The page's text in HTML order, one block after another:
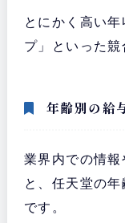
とにかく高い
プ」といった競
年齢別の給
業界内での情
と、任天堂の
です。